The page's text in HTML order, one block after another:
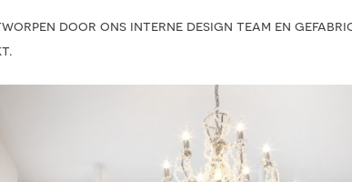
door ons interne design team en